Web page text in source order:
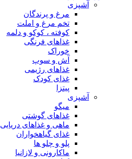
آشپزی
مرغ و پرندگان
تخم مرغ و املت
کوفته ، کوکو و دلمه
غذاهای فرنگی
خوراک
آش و سوپ
غذاهای رژیمی
غذای کودک
پیتزا
آشپزی
میگو
غذاهای گوشتی
ماهی و غذاهای دریایی
غذای گیاهخواران
پلو و چلو ها
ماکارونی و لازانیا